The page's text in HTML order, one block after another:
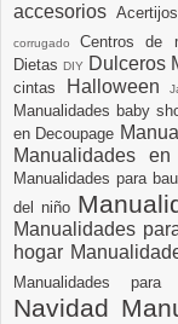
accesoriosAcertijos
corrugadoCentros de
DietasDIY Dulceros
cintas
Halloween
Manualidades baby
en Decoupage
Manualidades
Manualidades para
del niño
Manualidades
hogar
Manualidades
Navidad